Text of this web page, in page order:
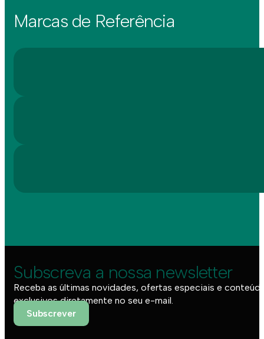
Marcas de Referência
Subscreva a nossa newsletter
Receba as últimas novidades, ofertas especiais e
exclusivos diretamente no seu e-mail.
Subscrever